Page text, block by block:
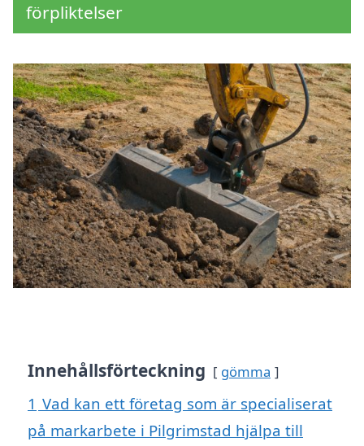
förpliktelser
Innehållsförteckning gömma
1 Vad kan ett företag som är specialiserat
på markarbete i Pilgrimstad hjälpa till